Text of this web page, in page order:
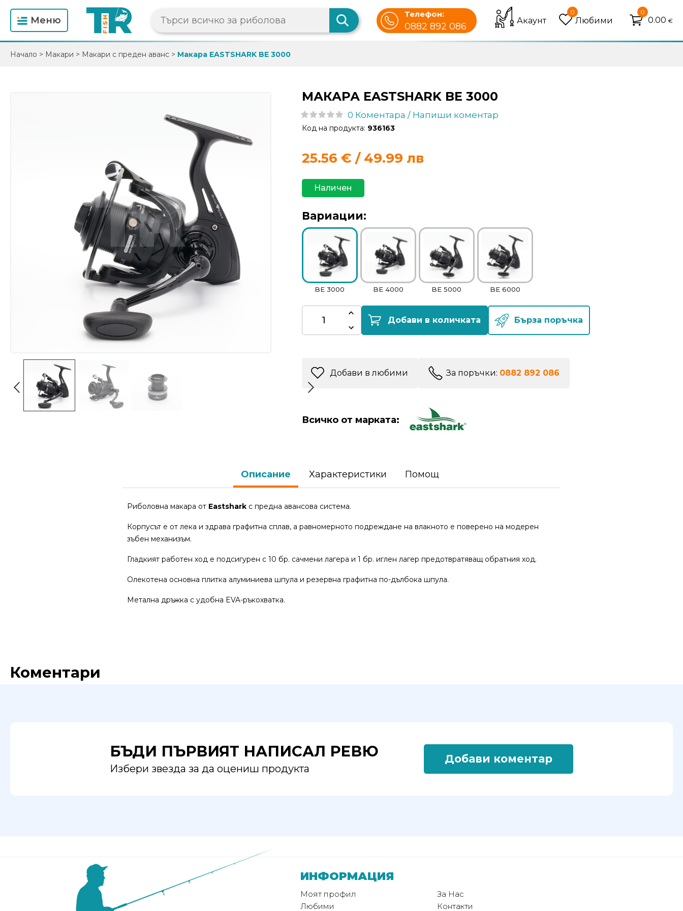
Mеню
Телефон:
0882 892 086
Акаунт
0
Любими
0
0.00 €
Начало > Макари > Макари с преден аванс > Макара EASTSHARK BE 3000
МАКАРА EASTSHARK BE 3000
0 Коментара / Напиши коментар
Код на продукта: 936163
25.56 € / 49.99 лв
Наличен
Вариации:
BE 3000 BE 4000 BE 5000 BE 6000
Добави в количката Бърза поръчка
Добави в любими За поръчки: 0882 892 086
Всичко от марката:
Описание Характеристики Помощ
Риболовна макара от Eastsharkс предна авансова система.
Корпусът е от лека и здрава графитна сплав, а равномерното подреждане на влакното е поверено на модерен
зъбен механизъм.
Гладкият работен ход е подсигурен с 10 бр. сачмени лагера и 1 бр. иглен лагер предотвратяващ обратния ход.
Олекотена основна плитка алуминиева шпула и резервна графитна по-дълбока шпула.
Метална дръжка с удобна EVA-ръкохватка.
Коментари
БЪДИ ПЪРВИЯТ НАПИСАЛ РЕВЮ
Избери звезда за да оцениш продукта
Добави коментар
ИНФОРМАЦИЯ
Моят профил
Любими
За Нас
Контакти